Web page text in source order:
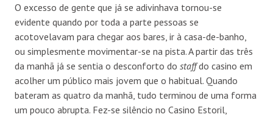
O excesso de gente que já se adivinhava tornou-se
evidente quando por toda a parte pessoas se
acotovelavam para chegar aos bares, ir à casa-de-banho,
ou simplesmente movimentar-se na pista. A partir das três
da manhã já se sentia o desconforto do staffdo casino em
acolher um público mais jovem que o habitual. Quando
bateram as quatro da manhã, tudo terminou de uma forma
um pouco abrupta. Fez-se silêncio no Casino Estoril,